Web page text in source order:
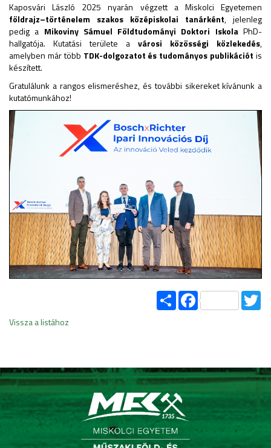
Kaposvári László 2025 nyarán végzett a Miskolci Egyetemen
földrajz–történelem szakos középiskolai tanárként, jelenleg
pedig a Mikoviny Sámuel Földtudományi Doktori IskolaPhD-
hallgatója. Kutatási területe a városi közösségi közlekedés,
amelyben már több TDK-dolgozatot és tudományos publikációt is
készített.
Gratulálunk a rangos elismeréshez, és további sikereket kívánunk a
kutatómunkához!
ShareFacebook
Vissza a listához